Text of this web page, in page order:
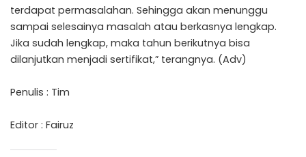
terdapat permasalahan. Sehingga akan menunggu
sampai selesainya masalah atau berkasnya lengkap.
Jika sudah lengkap, maka tahun berikutnya bisa
dilanjutkan menjadi sertifikat,” terangnya. (Adv)
Penulis : Tim
Editor : Fairuz